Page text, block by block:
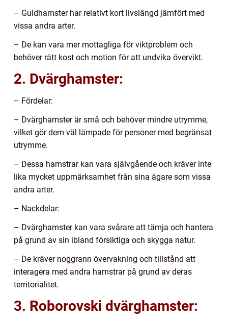
– Guldhamster har relativt kort livslängd jämfört med
vissa andra arter.
– De kan vara mer mottagliga för viktproblem och
behöver rätt kost och motion för att undvika övervikt.
2. Dvärghamster:
– Fördelar:
– Dvärghamster är små och behöver mindre utrymme,
vilket gör dem väl lämpade för personer med begränsat
utrymme.
– Dessa hamstrar kan vara självgående och kräver inte
lika mycket uppmärksamhet från sina ägare som vissa
andra arter.
– Nackdelar:
– Dvärghamster kan vara svårare att tämja och hantera
på grund av sin ibland försiktiga och skygga natur.
– De kräver noggrann övervakning och tillstånd att
interagera med andra hamstrar på grund av deras
territorialitet.
3. Roborovski dvärghamster: